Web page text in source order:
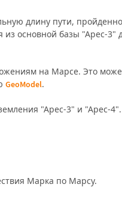
длину пути,
основной базы "Арес-3"
на Марсе. Это
GeoModel.
"Арес-3" и "Арес-4".
Марка по Марсу.